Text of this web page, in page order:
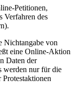
Petitionen,
Verfahren des
Nichtangabe von
eine Online-Aktion
Daten der
werden nur für die